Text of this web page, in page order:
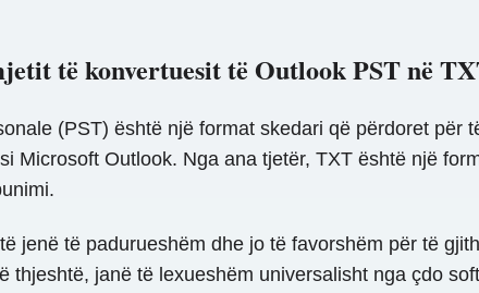
të konvertuesit të Outlook PST në
(PST) është një format skedari që përdoret
Microsoft Outlook. Nga ana tjetër, TXT është një
jenë të padurueshëm dhe jo të favorshëm për të
thjeshtë, janë të lexueshëm universalisht nga çdo